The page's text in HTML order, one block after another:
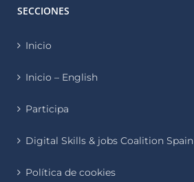
SECCIONES
Inicio
Inicio – English
Participa
Digital Skills & jobs Coalition Spain
Política de cookies